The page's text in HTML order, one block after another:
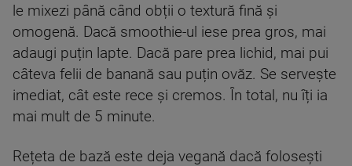
le mixezi până când obții o textură fină și
omogenă. Dacă smoothie-ul iese prea gros, mai
adaugi puțin lapte. Dacă pare prea lichid, mai pui
câteva felii de banană sau puțin ovăz. Se servește
imediat, cât este rece și cremos. În total, nu îți ia
mai mult de 5 minute.
Rețeta de bază este deja vegană dacă folosești